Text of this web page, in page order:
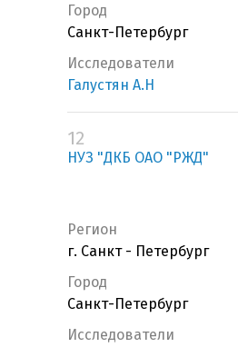
Город
Санкт-Петербург
Исследователи
Галустян А.Н
12
НУЗ "ДКБ ОАО "РЖД"
Регион
г. Санкт - Петербург
Город
Санкт-Петербург
Исследователи